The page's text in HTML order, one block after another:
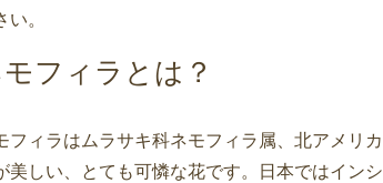
い。
フィラとは？
フィラはムラサキ科ネモフィラ属、北アメリ
美しい、とても可憐な花です。日本ではイン